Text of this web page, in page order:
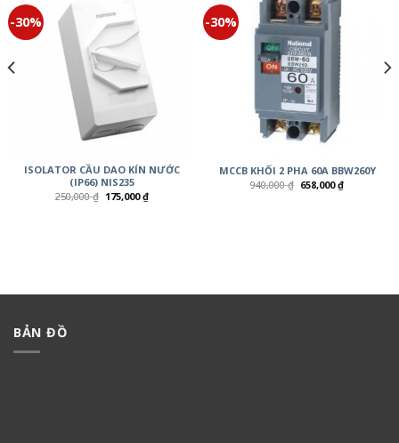
-30%
ISOLATOR CẦU DAO KÍN NƯỚC
(IP66) NIS235
250,000₫ 175,000₫
-30%
MCCB KHỐI 2 PHA 60A BBW260Y
940,000₫ 658,000₫
BẢN ĐỒ